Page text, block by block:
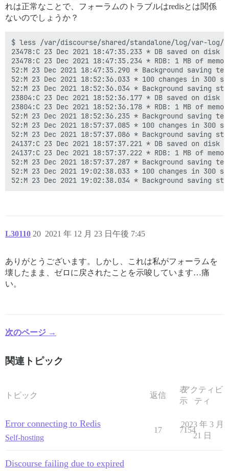
れは正常なことで、フォーラムのトラブルはredisとは関係
ないのでしょうか？
$ less /var/discourse/shared/standalone/log/var-log/
23478:C 23 Dec 2021 18:47:35.233 * DB saved on disk
23478:C 23 Dec 2021 18:47:35.234 * RDB: 1 MB of
52:M 23 Dec 2021 18:47:35.290 * Background saving
52:M 23 Dec 2021 18:52:36.033 * 100 changes in 300
52:M 23 Dec 2021 18:52:36.034 * Background saving
23804:C 23 Dec 2021 18:52:36.177 * DB saved on disk
23804:C 23 Dec 2021 18:52:36.178 * RDB: 1 MB of
52:M 23 Dec 2021 18:52:36.235 * Background saving
52:M 23 Dec 2021 18:57:37.085 * 100 changes in 300
52:M 23 Dec 2021 18:57:37.086 * Background saving
24137:C 23 Dec 2021 18:57:37.221 * DB saved on disk
24137:C 23 Dec 2021 18:57:37.222 * RDB: 1 MB of
52:M 23 Dec 2021 18:57:37.287 * Background saving
52:M 23 Dec 2021 19:02:38.033 * 100 changes in 300
L30110 2021 年 12 月 23 日午後 7:45
20
ありがとうございます。しかし、これは私がフォーラムを
壊したまま、ゼロに戻されたことを示唆しています…痛
い。
次のページ →
関連トピック
トピック 返信
表
示
アクティビ
ティ
Error connecting to Redis
Self-hosting
17 7154
2023 年 3 月
21 日
Discourse failing due to expired